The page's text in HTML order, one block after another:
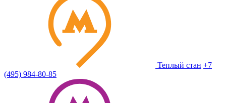
Теплый стан +7
(495) 984-80-85